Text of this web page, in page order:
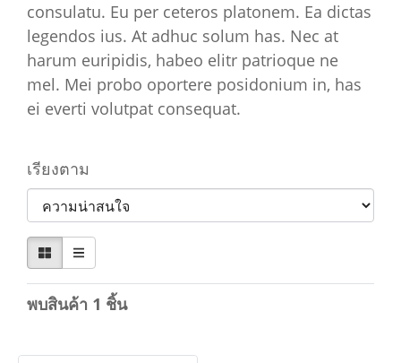
consulatu. Eu per ceteros platonem. Ea dictas
legendos ius. At adhuc solum has. Nec at
harum euripidis, habeo elitr patrioque ne
mel. Mei probo oportere posidonium in, has
ei everti volutpat consequat.
เรียงตาม
พบสินค้า 1 ชิ้น